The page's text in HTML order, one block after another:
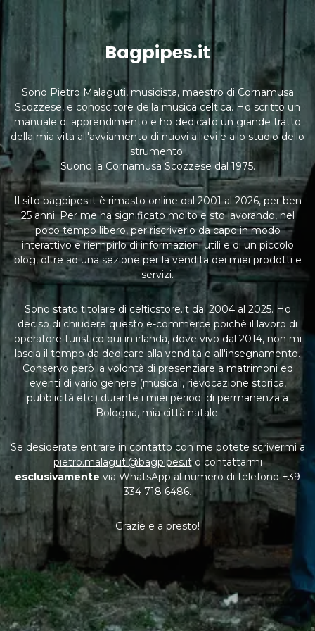
Bagpipes.it
Sono Pietro Malaguti, musicista, maestro di Cornamusa
Scozzese, e conoscitore della musica celtica. Ho scritto un
manuale di apprendimento e ho dedicato un grande tratto
della mia vita all'avviamento di nuovi allievi e allo studio dello
strumento.
Suono la Cornamusa Scozzese dal 1975.
Il sito bagpipes.it è rimasto online dal 2001 al 2026, per ben
25 anni. Per me ha significato molto e sto lavorando, nel
poco tempo libero, per riscriverlo da capo in modo
interattivo e riempirlo di informazioni utili e di un piccolo
blog, oltre ad una sezione per la vendita dei miei prodotti e
servizi.
Sono stato titolare di celticstore.it dal 2004 al 2025. Ho
deciso di chiudere questo e-commerce poiché il lavoro di
operatore turistico qui in irlanda, dove vivo dal 2014, non mi
lascia il tempo da dedicare alla vendita e all'insegnamento.
Conservo però la volontà di presenziare a matrimoni ed
eventi di vario genere (musicali, rievocazione storica,
pubblicità etc.) durante i miei periodi di permanenza a
Bologna, mia città natale.
Se desiderate entrare in contatto con me potete scrivermi a
pietro.malaguti@bagpipes.ito contattarmi
esclusivamente via WhatsApp al numero di telefono +39
334 718 6486.
Grazie e a presto!